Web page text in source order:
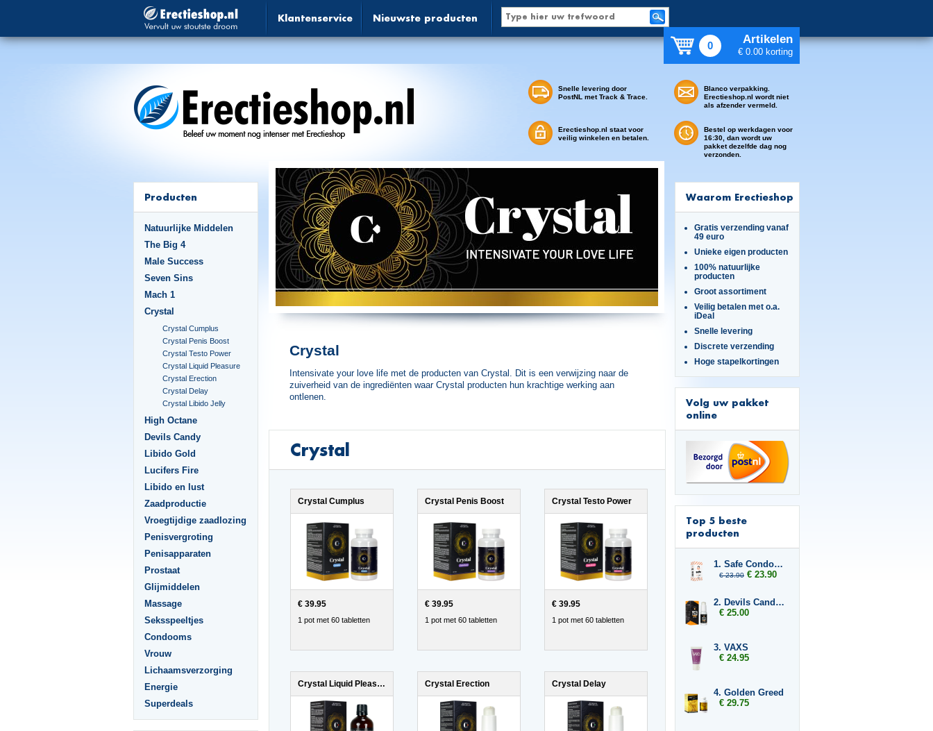
Klantenservice Nieuwste producten
0 Artikelen
€ 0.00 korting
Snelle levering door
PostNL met Track & Trace.
Erectieshop.nl staat voor
veilig winkelen en betalen.
Blanco verpakking.
Erectieshop.nl wordt niet
als afzender vermeld.
Bestel op werkdagen voor
16:30, dan wordt uw
pakket dezelfde dag nog
verzonden.
Producten
Natuurlijke Middelen
The Big 4
Male Success
Seven Sins
Mach 1
Crystal
Crystal Cumplus
Crystal Penis Boost
Crystal Testo Power
Crystal Liquid Pleasure
Crystal Erection
Crystal Delay
Crystal Libido Jelly
High Octane
Devils Candy
Libido Gold
Lucifers Fire
Libido en lust
Zaadproductie
Vroegtijdige zaadlozing
Penisvergroting
Penisapparaten
Prostaat
Glijmiddelen
Massage
Seksspeeltjes
Condooms
Vrouw
Lichaamsverzorging
Energie
Superdeals
Crystal
Intensivate your love life met de producten van Crystal. Dit is een verwijzing naar de
zuiverheid van de ingrediënten waar Crystal producten hun krachtige werking aan
ontlenen.
Crystal
Crystal Cumplus
€ 39.95
1 pot met 60 tabletten
Crystal Penis Boost
€ 39.95
1 pot met 60 tabletten
Crystal Testo Power
€ 39.95
1 pot met 60 tabletten
Crystal Liquid Pleasure Crystal Erection Crystal Delay
Waarom Erectieshop
Gratis verzending vanaf
49 euro
Unieke eigen producten
100% natuurlijke
producten
Groot assortiment
Veilig betalen met o.a.
iDeal
Snelle levering
Discrete verzending
Hoge stapelkortingen
Volg uw pakket
online
Top 5 beste
producten
1. Safe Condoms Ultra Thin 2x
€ 23.90 € 23.90
2. Devils Candy Erecta Cream
€ 25.00
3. VAXS
€ 24.95
4. Golden Greed
€ 29.75